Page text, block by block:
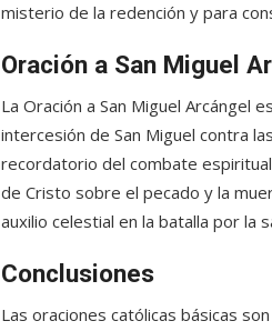
misterio de la redención y para
Oración a San Miguel
La Oración a San Miguel Arcángel
intercesión de San Miguel contra
recordatorio del combate
de Cristo sobre el pecado y la
auxilio celestial en la batalla por la
Conclusiones
Las oraciones católicas básicas